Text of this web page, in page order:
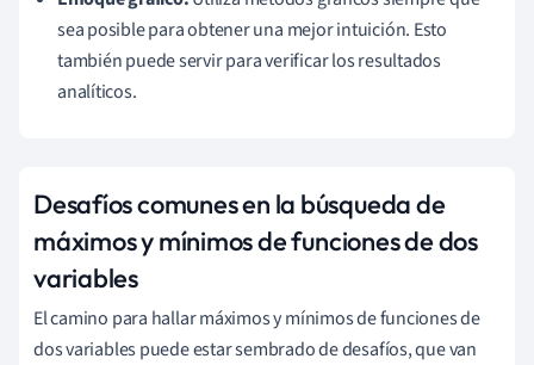
sea posible para obtener una mejor intuición. Esto
también puede servir para verificar los resultados
analíticos.
Desafíos comunes en la búsqueda de
máximos y mínimos de funciones de dos
variables
El camino para hallar máximos y mínimos de funciones de
dos variables puede estar sembrado de desafíos, que van